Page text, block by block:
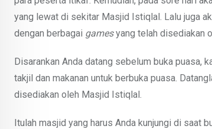
yang lewat di sekitar Masjid Istiqlal. Lalu juga
dengan berbagai gamesyang telah disediakan
Disarankan Anda datang sebelum buka puasa,
takjil dan makanan untuk berbuka puasa.
disediakan oleh Masjid Istiqlal.
Itulah masjid yang harus Anda kunjungi di saat